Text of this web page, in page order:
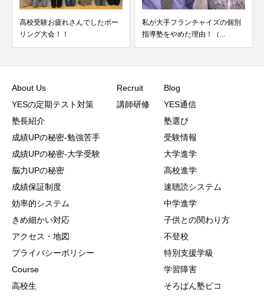
験お疲れさんでしたボー
大会！！
私が大手フランチャイズの個別
指導塾をやめた理由！（...
なぜ糸島
About Us
YESの定期テスト対策
塾長紹介
成績UPの秘密-勉強苦手
成績UPの秘密-大学受験
脳力UPの秘密
成績保証制度
効率的システム
きめ細かい対応
アクセス・地図
プライバシーポリシー
Course
高校生
Recruit
講師研修
Blog
YES通信
塾選び
受験情報
大学進学
高校進学
速聴読システム
中学進学
子供との関わり方
不登校
特別支援学級
学習障害
そろばん塾ピコ